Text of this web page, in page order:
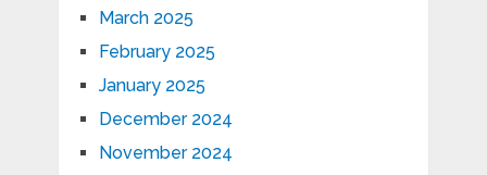
March 2025
February 2025
January 2025
December 2024
November 2024